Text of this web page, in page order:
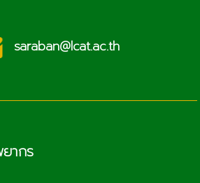
saraban@lcat.ac.th
ากร